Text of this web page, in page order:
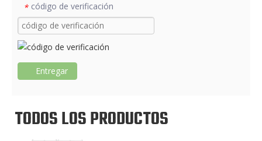
* código de verificación
Entregar
TODOS LOS PRODUCTOS